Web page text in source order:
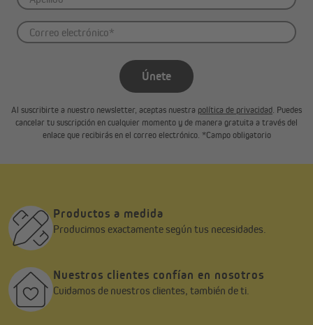
Únete
Al suscribirte a nuestro newsletter, aceptas nuestra política de privacidad. Puedes
cancelar tu suscripción en cualquier momento y de manera gratuita a través del
enlace que recibirás en el correo electrónico. *Campo obligatorio
Productos a medida
Producimos exactamente según tus necesidades.
Nuestros clientes confían en nosotros
Cuidamos de nuestros clientes, también de ti.